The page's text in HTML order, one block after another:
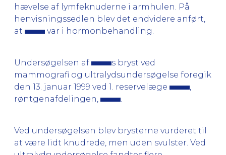
hævelse af lymfeknuderne i armhulen. På
henvisningssedlen blev det endvidere anført,
at
var i hormonbehandling.
Undersøgelsen af
s bryst ved
mammografi og ultralydsundersøgelse foregik
den 13. januar 1999 ved 1. reservelæge
røntgenafdelingen,
Ved undersøgelsen blev brysterne vurderet til
at være lidt knudrede, men uden svulster. Ved